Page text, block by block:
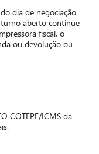
dia de negociação
aberto continue
fiscal, o
ou devolução ou
COTEPE/ICMS da